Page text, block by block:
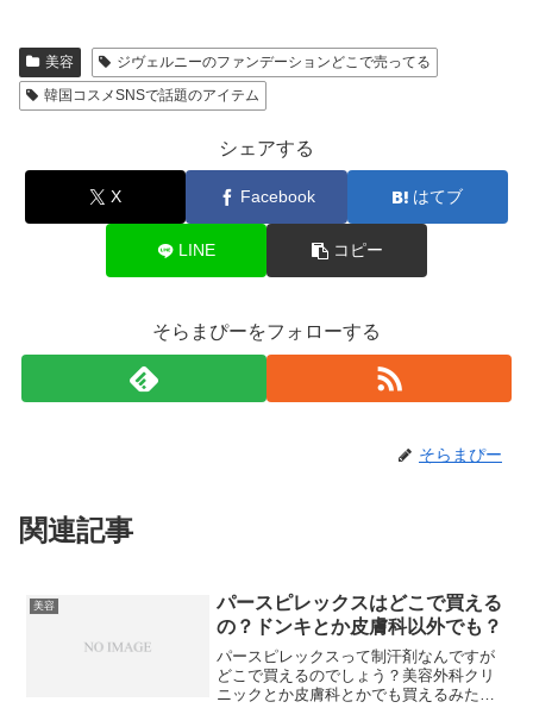
美容
ジヴェルニーのファンデーションどこで売ってる
韓国コスメSNSで話題のアイテム
シェアする
X Facebook はてブ
LINE コピー
そらまぴーをフォローする
そらまぴー
関連記事
美容
パースピレックスはどこで買える
の？ドンキとか皮膚科以外でも？
パースピレックスって制汗剤なんですが
どこで買えるのでしょう？美容外科クリ
ニックとか皮膚科とかでも買えるみたい